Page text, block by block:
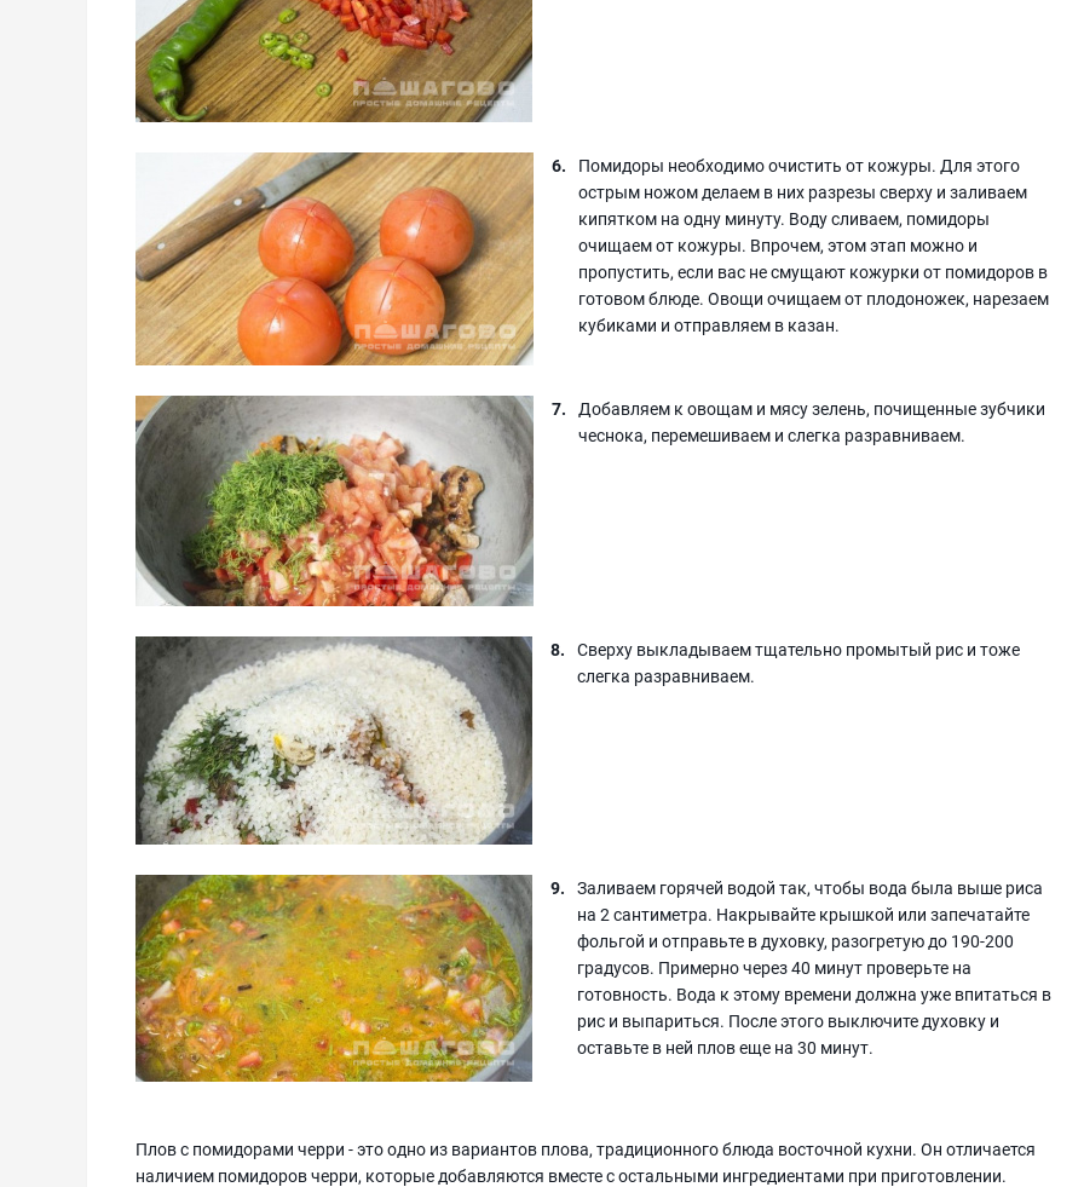
Помидоры необходимо очистить от кожуры. Для этого
острым ножом делаем в них разрезы сверху и заливаем
кипятком на одну минуту. Воду сливаем, помидоры
очищаем от кожуры. Впрочем, этом этап можно и
пропустить, если вас не смущают кожурки от помидоров в
готовом блюде. Овощи очищаем от плодоножек, нарезаем
кубиками и отправляем в казан.
Добавляем к овощам и мясу зелень, почищенные зубчики
чеснока, перемешиваем и слегка разравниваем.
Сверху выкладываем тщательно промытый рис и тоже
слегка разравниваем.
Заливаем горячей водой так, чтобы вода была выше риса
на 2 сантиметра. Накрывайте крышкой или запечатайте
фольгой и отправьте в духовку, разогретую до 190-200
градусов. Примерно через 40 минут проверьте на
готовность. Вода к этому времени должна уже впитаться в
рис и выпариться. После этого выключите духовку и
оставьте в ней плов еще на 30 минут.
Плов с помидорами черри - это одно из вариантов плова, традиционного блюда восточной кухни. Он отличается
наличием помидоров черри, которые добавляются вместе с остальными ингредиентами при приготовлении.